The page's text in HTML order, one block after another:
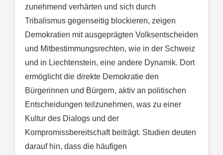
zunehmend verhärten und sich durch
Tribalismus gegenseitig blockieren, zeigen
Demokratien mit ausgeprägten Volksentscheiden
und Mitbestimmungsrechten, wie in der Schweiz
und in Liechtenstein, eine andere Dynamik. Dort
ermöglicht die direkte Demokratie den
Bürgerinnen und Bürgern, aktiv an politischen
Entscheidungen teilzunehmen, was zu einer
Kultur des Dialogs und der
Kompromissbereitschaft beiträgt. Studien deuten
darauf hin, dass die häufigen